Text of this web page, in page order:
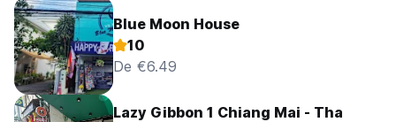
Blue Moon House
10
De €6.49
Lazy Gibbon 1 Chiang Mai - Tha